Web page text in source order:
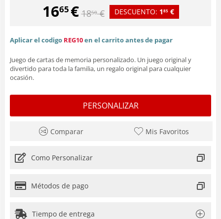
1665 € 1850 € DESCUENTO: 185 €
Aplicar el codigo REG10en el carrito antes de pagar
Juego de cartas de memoria personalizado. Un juego original y
divertido para toda la familia, un regalo original para cualquier
ocasión.
PERSONALIZAR
Comparar Mis Favoritos
Como Personalizar
Métodos de pago
Tiempo de entrega